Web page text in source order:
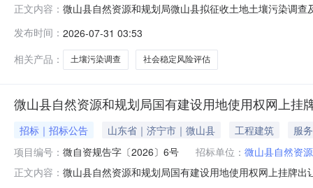
正文内容： 微山县自然资源和规划局微山县拟征收土地土壤污染调
调查及拟征收土地社会稳定风险评估采购项目五、合同
发布时间： 2026-07-31 03:53
相关产品：
土壤污染调查 社会稳定风险评估
微山县自然资源和规划局国有建设用地使用权网上挂
招标｜招标公告 山东省｜济宁市｜微山县 工程建筑
服务
项目编号： 微自资规告字〔2026〕6号 招标单位： 微山县自然资
正文内容： 微山县自然资源和规划局国有建设用地使用权网上挂牌